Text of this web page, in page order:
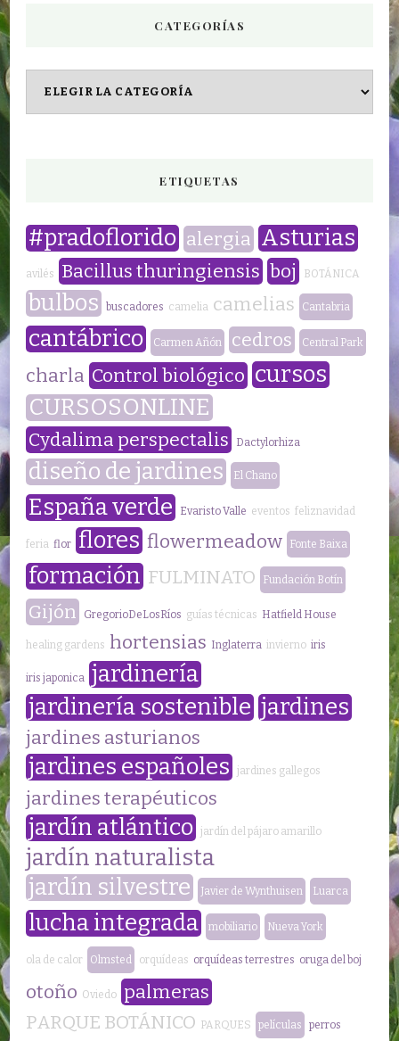
CATEGORÍAS
ETIQUETAS
#pradoflorido alergia Asturias
avilés Bacillus thuringiensis boj BOTÁNICA
bulbos buscadores camelia camelias Cantabria
cantábrico Carmen Añón cedros Central Park
charla Control biológico cursos
CURSOSONLINE
Cydalima perspectalis Dactylorhiza
diseño de jardines El Chano
España verde Evaristo Valle eventos feliznavidad
feria flor flores flowermeadow Fonte Baixa
formación FULMINATO Fundación Botín
Gijón GregorioDeLosRíos guías técnicas Hatfield House
healing gardens hortensias Inglaterra invierno iris
iris japonica jardinería
jardinería sostenible jardines
jardines asturianos
jardines españoles jardines gallegos
jardines terapéuticos
jardín atlántico jardín del pájaro amarillo
jardín naturalista
jardín silvestre
Javier de Wynthuisen Luarca
lucha integrada mobiliario Nueva York
ola de calor Olmsted orquídeas orquídeas terrestres oruga del boj
otoño Oviedo
palmeras
PARQUE BOTÁNICO PARQUES películas perros